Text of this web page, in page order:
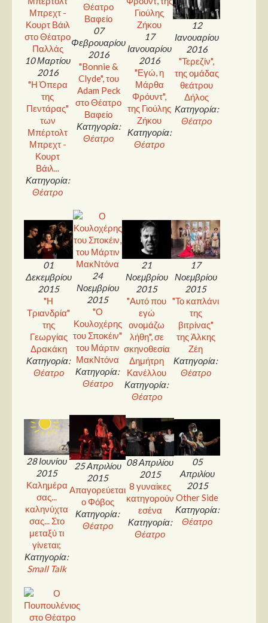
10 Μαρτίου
2016
"Η Όπερα
της
Πεντάρας"
των
Μπέρτολτ
Μπρεχτ -
Κουρτ
Βάιλ...
Κατηγορία:
Θέατρο
07
Φεβρουαρίου
2016
"Bonnie &
Clyde", του
Adam Peck
στο Θέατρο
Βαφείο
Κατηγορία:
Θέατρο
17
Ιανουαρίου
2016
"Εγώ, η
Μάρθα
Φρόυντ",
της Γιούλης
Ζήκου
Κατηγορία:
Θέατρο
12
Ιανουαρίου
2016
"Τερεζίν",
της ομάδας
θεάτρου
Δήλος
Κατηγορία:
Θέατρο
01
Δεκεμβρίου
2015
"Η
Τριανδρία"
της
Γεωργίας
Δρακάκη
Κατηγορία:
Θέατρο
24
Νοεμβρίου
2015
"Ο
Κουλοχέρης
του Σποκέιν"
του Μάρτιν
ΜακΝτόνα
Κατηγορία:
Θέατρο
21
Νοεμβρίου
2015
"Αυτό που
εγώ
ονομάζω
λήθη", σε
σκηνοθεσία
Δημήτρη
Κανέλλου
Κατηγορία:
Θέατρο
17
Νοεμβρίου
2015
"Το καπλάνι
της
βιτρίνας"
της Άλκης
Ζέη
Κατηγορία:
Θέατρο
28 Ιουνίου
2015
Καλημέρα
σας...
καληνύχτα
σας... Στο
μεταξύ τι
γίνεται;
Κατηγορία:
Small Talk
25 Απριλίου
2015
Απαγορεύεται
ο Φόβος
Κατηγορία:
Θέατρο
08 Απριλίου
2015
8 γυναίκες
κατηγορούν
εσένα
Κατηγορία:
Θέατρο
05
Απριλίου
2015
Other Side
Κατηγορία:
Θέατρο